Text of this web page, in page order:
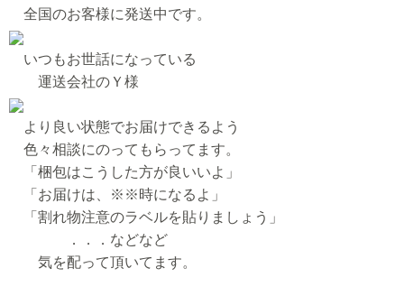
全国のお客様に発送中です。
いつもお世話になっている
運送会社のＹ様
より良い状態でお届けできるよう
色々相談にのってもらってます。
「梱包はこうした方が良いいよ」
「お届けは、※※時になるよ」
「割れ物注意のラベルを貼りましょう」
．．．などなど
気を配って頂いてます。